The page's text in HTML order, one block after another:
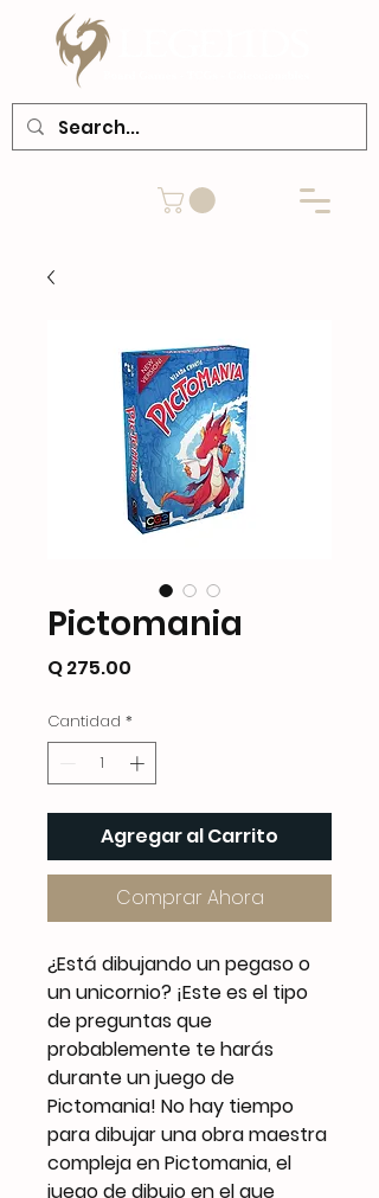
Pictomania
Q 275.00
Cantidad *
Agregar al Carrito
Comprar Ahora
¿Está dibujando un pegaso o
un unicornio? ¡Este es el tipo
de preguntas que
probablemente te harás
durante un juego de
Pictomania! No hay tiempo
para dibujar una obra maestra
compleja en Pictomania, el
juego de dibujo en el que